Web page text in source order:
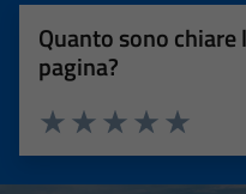
Quanto sono
pagina?
Valuta 5
Valuta 4
Valuta 3 stelle su
Valuta 2 stelle su 5
Valuta 1 stelle su 5